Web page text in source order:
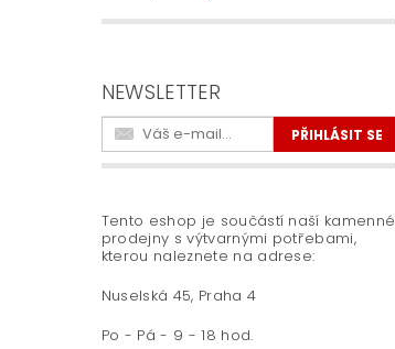
NEWSLETTER
Tento eshop je součástí naší kamenné
prodejny s výtvarnými potřebami,
kterou naleznete na adrese:
Nuselská 45, Praha 4
Po - Pá - 9 - 18 hod.